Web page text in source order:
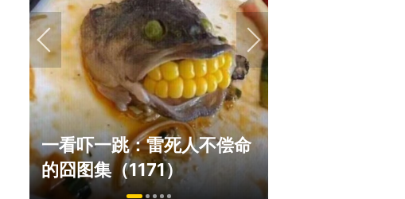
一看吓一跳：雷死人不偿命
的囧图集（1171）